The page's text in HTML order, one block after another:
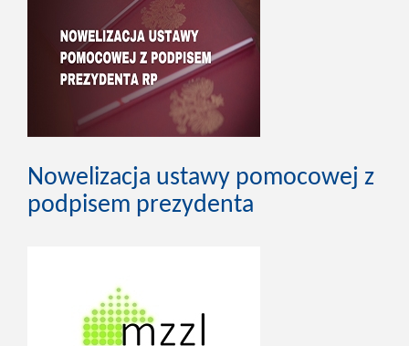
Nowelizacja ustawy pomocowej z
podpisem prezydenta